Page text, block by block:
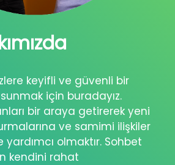
keyifli ve güvenli bir
için buradayız.
bir araya getirerek yeni
ve samimi ilişkiler
olmaktır. Sohbet
kendini rahat